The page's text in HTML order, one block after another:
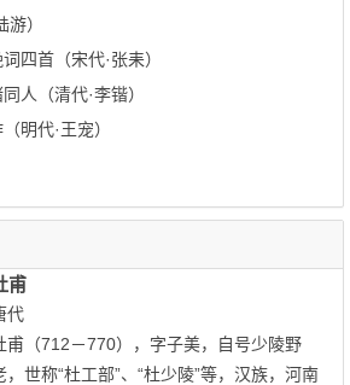
）
四首（宋代·张耒）
人（清代·李锴）
明代·王宠）
甫
代
甫（712－770），字子美，自号少陵野
，世称“杜工部”、“杜少陵”等，汉族，河南